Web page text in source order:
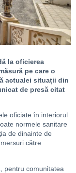
la oficierea
pe care o
actualei situații din
de presă citat
oficiate în interiorul
normele sanitare
de dinainte de
către
pentru comunitatea